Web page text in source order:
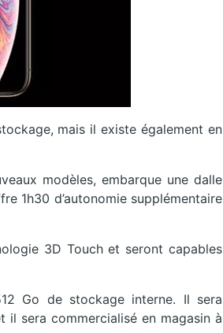
mais il existe également en
modèles, embarque une dalle
1h30 d’autonomie supplémentaire
3D Touch et seront capables
Go de stockage interne. Il sera
sera commercialisé en magasin à